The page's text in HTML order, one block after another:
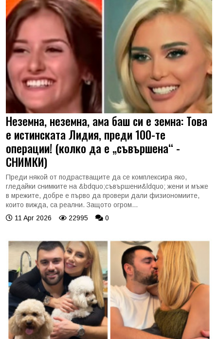
Неземна, неземна, ама баш си е земна: Това
е истинската Лидия, преди 100-те
операции! (колко да е „съвършена“ -
СНИМКИ)
Преди някой от подрастващите да се комплексира яко,
гледайки снимките на &bdquo;съвършени&ldquo; жени и мъже
в мрежите, добре е първо да провери дали физиономиите,
които вижда, са реални. Защото огром...
11 Apr 2026
22995 0